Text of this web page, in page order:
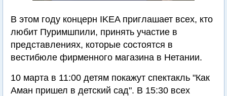
В этом году концерн IKEA приглашает всех, кто
любит Пуримшпили, принять участие в
представлениях, которые состоятся в
вестибюле фирменного магазина в Нетании.
10 марта в 11:00 детям покажут спектакль "Как
Аман пришел в детский сад". В 15:30 всех